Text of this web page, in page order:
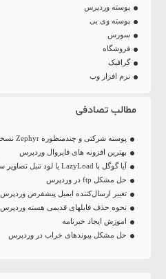
پوسته وردپرس
پوسته وی بی
سورس
فروشگاه
گرافیک
نرم افزار وب
مطالب تصادفی
پوسته شرکتی و چندمنظوره Zephyr نسخه 5.4.1
بهترین افزونه های فایروال وردپرس
آیا گوگل با LazyLoad یا لود تنبل تصاویر سازگاری دارد؟
حل مشکل ftp در وردپرس
تغییر ارسال‌کننده ایمیل پیشفرض وردپرس
نحوه حذف فایلهای قدیمی هسته وردپرس
اموزش ایجاد خبرنامه
حل مشکل پیوندهای خراب در وردپرس